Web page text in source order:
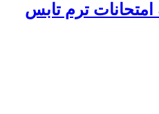
ترم تابس